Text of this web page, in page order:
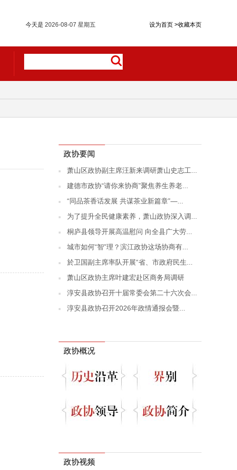
设为首页 >收藏本页
今天是 2026-08-07 星期五
政协要闻
萧山区政协副主席汪新来调研萧山史志工...
建德市政协“请你来协商”聚焦养生养老...
“同品茶香话发展 共谋茶业新篇章”—...
为了提升全民健康素养，萧山政协深入调...
桐庐县领导开展高温慰问 向全县广大劳...
城市如何“智”理？滨江政协这场协商有...
於卫国副主席率队开展“省、市政府民生...
萧山区政协主席叶建宏赴区商务局调研
淳安县政协召开十届常委会第二十六次会...
淳安县政协召开2026年政情通报会暨...
政协概况
政协视频